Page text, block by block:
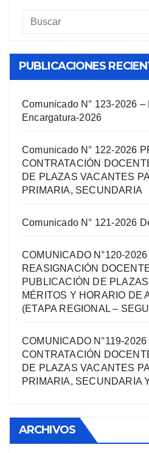
PUBLICACIONES
Comunicado N° 123-2026 –
Encargatura-2026
Comunicado N° 122-2026
CONTRATACIÓN
DE PLAZAS VACANTES
PRIMARIA, SECUNDARIA
Comunicado N° 121-2026
COMUNICADO N°120-
REASIGNACIÓN
PUBLICACIÓN DE
MÉRITOS Y HORARIO DE
(ETAPA REGIONAL –
COMUNICADO N°119-
CONTRATACIÓN
DE PLAZAS VACANTES
PRIMARIA, SECUNDARIA
ARCHIVOS